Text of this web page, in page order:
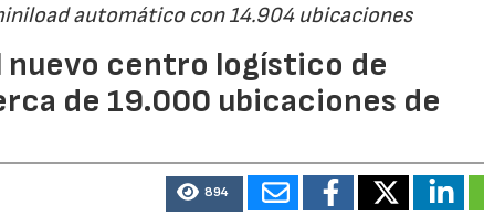
automático con 14.904 ubicaciones
centro logístico de
de 19.000 ubicaciones de
894